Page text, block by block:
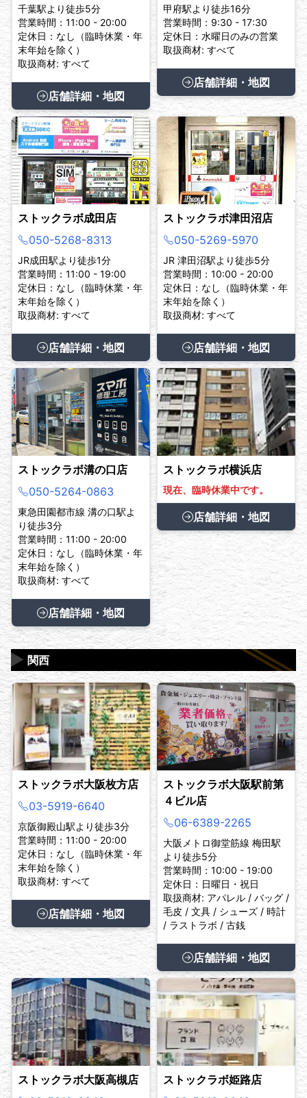
千葉駅より徒歩5分
営業時間：11:00 - 20:00
定休日：なし（臨時休業・年
末年始を除く）
取扱商材: すべて
店舗詳細・地図
甲府駅より徒歩16分
営業時間：9:30 - 17:30
定休日：水曜日のみの営業
取扱商材: すべて
店舗詳細・地図
ストックラボ成田店
050-5268-8313
JR成田駅より徒歩1分
営業時間：11:00 - 19:00
定休日：なし（臨時休業・年
末年始を除く）
取扱商材: すべて
店舗詳細・地図
ストックラボ津田沼店
050-5269-5970
JR 津田沼駅より徒歩5分
営業時間：10:00 - 20:00
定休日：なし（臨時休業・年
末年始を除く）
取扱商材: すべて
店舗詳細・地図
ストックラボ溝の口店
050-5264-0863
東急田園都市線 溝の口駅よ
り徒歩3分
営業時間：11:00 - 20:00
定休日：なし（臨時休業・年
末年始を除く）
取扱商材: すべて
店舗詳細・地図
ストックラボ横浜店
現在、臨時休業中です。
店舗詳細・地図
関西
▶
ストックラボ大阪枚方店
03-5919-6640
京阪御殿山駅より徒歩3分
営業時間：11:00 - 20:00
定休日：なし（臨時休業・年
末年始を除く）
取扱商材: すべて
店舗詳細・地図
ストックラボ大阪駅前第
４ビル店
06-6389-2265
大阪メトロ御堂筋線 梅田駅
より徒歩5分
営業時間：10:00 - 19:00
定休日：日曜日・祝日
取扱商材: アパレル / バッグ /
毛皮 / 文具 / シューズ / 時計
/ ラストラボ / 古銭
店舗詳細・地図
ストックラボ大阪高槻店
ストックラボ姫路店